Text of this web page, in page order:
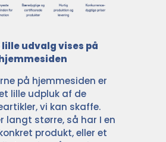
lille udvalg vises på
på hjemmesiden er
lille udpluk af de
vi kan skaffe.
langt større, så har I en
produkt, eller et